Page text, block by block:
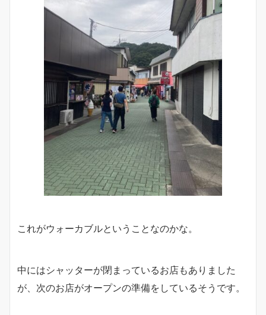
これがウォーカブルということなのかな。
中にはシャッターが閉まっているお店もありました
が、次のお店がオープンの準備をしているそうです。